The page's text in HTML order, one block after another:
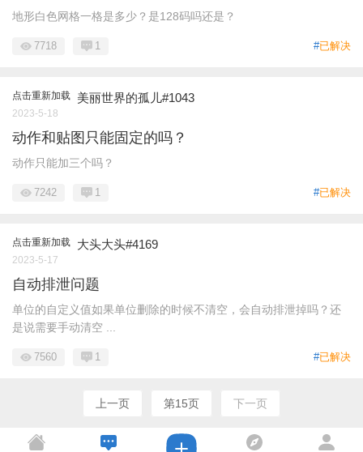
地形白色网格一格是多少？是128码吗还是？
#已解决
7718 1
点击重新加载 美丽世界的孤儿#1043
2023-5-18
动作和贴图只能固定的吗？
动作只能加三个吗？
#已解决
7242 1
点击重新加载 大头大头#4169
2023-5-17
自动排泄问题
单位的自定义值如果单位删除的时候不清空，会自动排泄掉吗？还
是说需要手动清空 ...
#已解决
7560 1
上一页 第15页 下一页